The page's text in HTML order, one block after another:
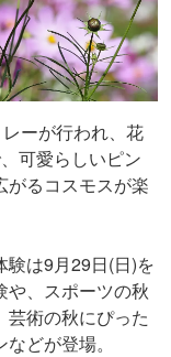
ーが行われ、花
可愛らしいピン
がるコスモスが楽
験は9月29日(日)を
や、スポーツの秋
芸術の秋にぴった
どが登場。